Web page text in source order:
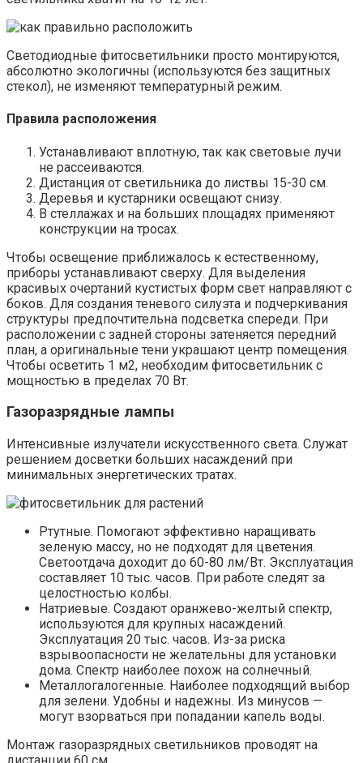
Светодиодные фитосветильники просто монтируются,
абсолютно экологичны (используются без защитных
стекол), не изменяют температурный режим.
Правила расположения
Устанавливают вплотную, так как световые лучи
не рассеиваются.
Дистанция от светильника до листвы 15-30 см.
Деревья и кустарники освещают снизу.
В стеллажах и на больших площадях применяют
конструкции на тросах.
Чтобы освещение приближалось к естественному,
приборы устанавливают сверху. Для выделения
красивых очертаний кустистых форм свет направляют с
боков. Для создания теневого силуэта и подчеркивания
структуры предпочтительна подсветка спереди. При
расположении с задней стороны затеняется передний
план, а оригинальные тени украшают центр помещения.
Чтобы осветить 1 м2, необходим фитосветильник с
мощностью в пределах 70 Вт.
Газоразрядные лампы
Интенсивные излучатели искусственного света. Служат
решением досветки больших насаждений при
минимальных энергетических тратах.
Ртутные. Помогают эффективно наращивать
зеленую массу, но не подходят для цветения.
Светоотдача доходит до 60-80 лм/Вт. Эксплуатация
составляет 10 тыс. часов. При работе следят за
целостностью колбы.
Натриевые. Создают оранжево-желтый спектр,
используются для крупных насаждений.
Эксплуатация 20 тыс. часов. Из-за риска
взрывоопасности не желательны для установки
дома. Спектр наиболее похож на солнечный.
Металлогалогенные. Наиболее подходящий выбор
для зелени. Удобны и надежны. Из минусов —
могут взорваться при попадании капель воды.
Монтаж газоразрядных светильников проводят на